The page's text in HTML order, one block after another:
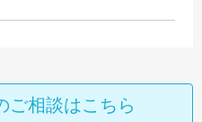
ご相談はこちら